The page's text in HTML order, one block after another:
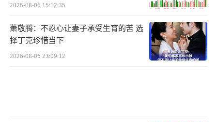
2026-08-06 15:12:35
萧敬腾：不忍心让妻子承受生育的苦 选
择丁克珍惜当下
2026-08-06 23:09:12